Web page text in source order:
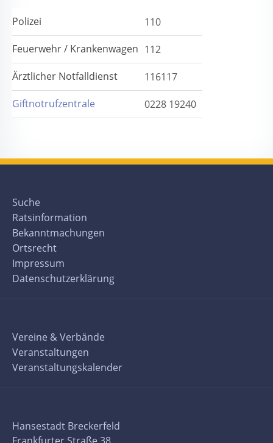
Polizei
110
Feuerwehr / Krankenwagen 112
Ärztlicher Notfalldienst
116117
Giftnotrufzentrale
0228 19240
Suche
Ratsinformation
Bekanntmachungen
Ortsrecht
Impressum
Datenschutzerklärung
Vereine & Verbände
Veranstaltungen
Veranstaltungskalender
Hansestadt Breckerfeld